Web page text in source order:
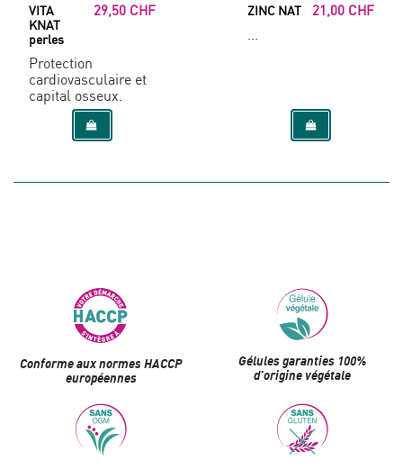
VITA
KNAT
perles
29,50 CHF
Protection
cardiovasculaire et
capital osseux.
ZINC NAT
21,00 CHF
Conforme aux normes HACCP
européennes
Gélules garanties 100%
d’origine végétale